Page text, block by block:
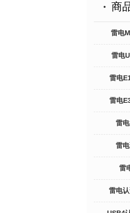
商
雷电
雷电
雷电
雷电
雷
雷
雷
雷电